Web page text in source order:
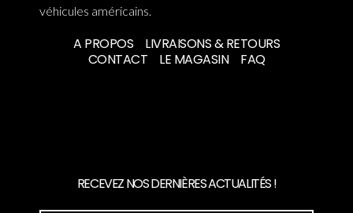
véhicules américains.
A PROPOS
LIVRAISONS & RETOURS
CONTACT
LE MAGASIN FAQ
RECEVEZ NOS DERNIÈRES ACTUALITÉS !